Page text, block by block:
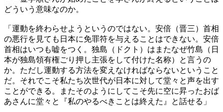
どういう意味なのか。
「運動を終わらせようというのではない。安倍（晋三）首相
の悪行を見ても日本に免罪符を与えることはできない。安倍
首相はいつも嘘をつく。独島（ドクト）はまたなぜ竹島（日
本が独島領有権ごり押し主張をして付けた名称）と言うの
か。ただし運動する方法を変えなければならないということ
だ。それでこそ私たち次世代が日本に対して堂々と声を出す
ことができる。またそのようにしてこそ先に空に昇ったおば
あさんに堂々と『私のやるべきことは終えた』と話せる」